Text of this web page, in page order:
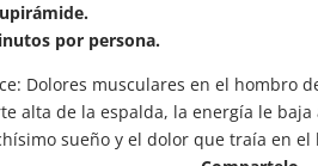
por persona.
Dolores musculares en el hombro
alta de la espalda, la energía le
sueño y el dolor que traía en